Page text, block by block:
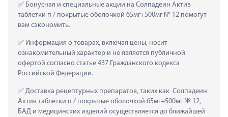
Бонусная и специальные акции на Солпадеин Актив
таблетки п / покрытые оболочкой 65мг+500мг № 12 помогут
вам сэкономить.
Информация о товарах, включая цены, носит
ознакомительный характер и не является публичной
офертой согласно статье 437 Гражданского кодекса
Российской Федерации.
Доставка рецептурных препаратов, таких как  Солпадеин
Актив таблетки п / покрытые оболочкой 65мг+500мг № 12,
БАД и медицинских изделий осуществляется до ближайшей